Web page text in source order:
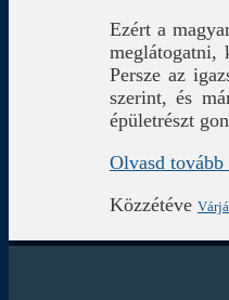
Ezért a
meglátogatni,
Persze az
szerint, és
épületrészt
Olvasd
Közzétéve